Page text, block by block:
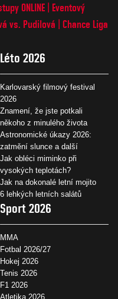
ONLINE
Eventový
vs. Pudilová
Chance Liga
Léto 2026
Karlovarský filmový festival
2026
Znamení, že jste potkali
někoho z minulého života
Astronomické úkazy 2026:
zatmění slunce a další
Jak obléci miminko při
vysokých teplotách?
Jak na dokonalé letní mojito
6 lehkých letních salátů
Sport 2026
MMA
Fotbal 2026/27
Hokej 2026
Tenis 2026
F1 2026
Atletika 2026